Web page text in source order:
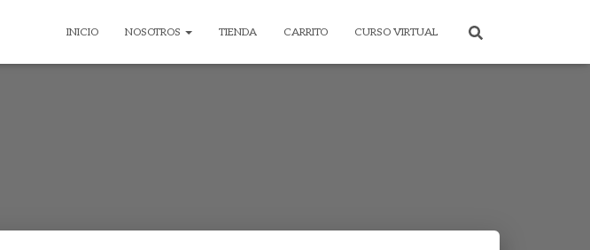
INICIO NOSOTROS TIENDA CARRITO CURSO VIRTUAL